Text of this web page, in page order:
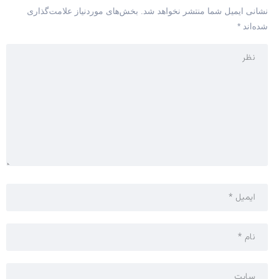
نشانی ایمیل شما منتشر نخواهد شد.
بخش‌های موردنیاز علامت‌گذاری
شده‌اند *